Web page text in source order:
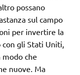
possano
sul campo
per invertire la
gli Stati Uniti,
modo che
nuove. Ma